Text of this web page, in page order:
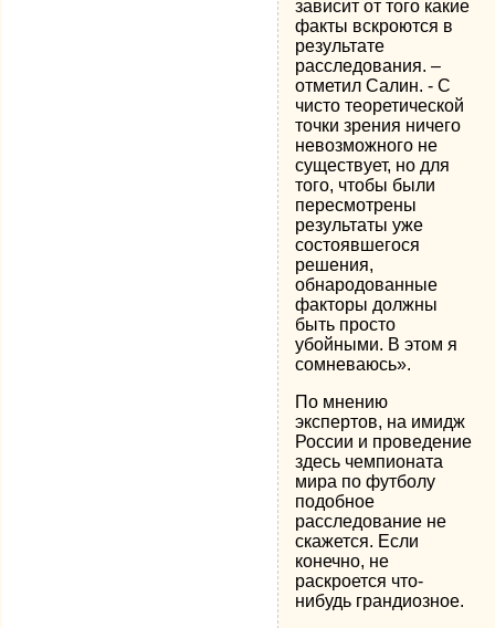
зависит от того какие
факты вскроются в
результате
расследования. –
отметил Салин. - С
чисто теоретической
точки зрения ничего
невозможного не
существует, но для
того, чтобы были
пересмотрены
результаты уже
состоявшегося
решения,
обнародованные
факторы должны
быть просто
убойными. В этом я
сомневаюсь».
По мнению
экспертов, на имидж
России и проведение
здесь чемпионата
мира по футболу
подобное
расследование не
скажется. Если
конечно, не
раскроется что-
нибудь грандиозное.